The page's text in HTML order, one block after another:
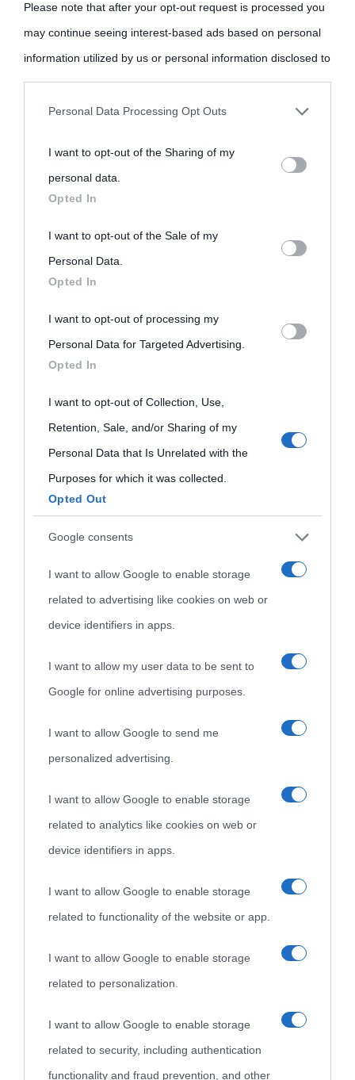
Please note that after your opt-out request is processed you
may continue seeing interest-based ads based on personal
information utilized by us or personal information disclosed to
third parties prior to your opt-out.
personal information by third parties on the IAB’s list of
downstream participants.
This information may also be disclosed by us to third parties
on the IAB’s List of Downstream Participants that may further
disclose it to other third parties.
Please note that this website/app uses one or more Google
services and may gather and store information including but
not limited to your visit or usage behaviour. You may click to
grant or deny consent to Google and its third-party tags to
use your data for below specified purposes in below Google
consent section.
Personal Data Processing Opt Outs
I want to opt-out of the Sharing of my
personal data.
Opted In
I want to opt-out of the Sale of my
Personal Data.
Opted In
I want to opt-out of processing my
Personal Data for Targeted Advertising.
Opted In
I want to opt-out of Collection, Use,
Retention, Sale, and/or Sharing of my
Personal Data that Is Unrelated with the
Purposes for which it was collected.
Opted Out
Google consents
I want to allow Google to enable storage
related to advertising like cookies on web or
device identifiers in apps.
I want to allow my user data to be sent to
Google for online advertising purposes.
I want to allow Google to send me
personalized advertising.
I want to allow Google to enable storage
related to analytics like cookies on web or
device identifiers in apps.
I want to allow Google to enable storage
related to functionality of the website or app.
I want to allow Google to enable storage
related to personalization.
I want to allow Google to enable storage
related to security, including authentication
functionality and fraud prevention, and other
Cultura
Cultura è un blog del sito Biografieonline © 2012-2025 •
come Affiliato Amazon il sito ricava commissioni sugli acquisti
nell'avversa.» (Aristotele -Frasi sulla cultura)
Biografie di
Biografie più
visitate
Indice dei nomi
Ricorrenze
Onomastico
Film biografici
Aforismi
Mappa del sito
Privacy policy
Pubblicità
Contatti